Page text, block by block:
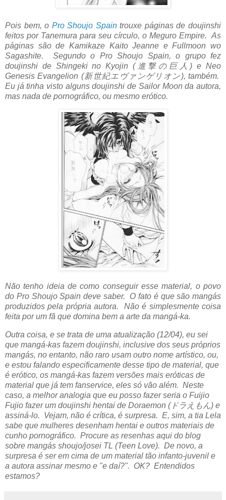
Pois bem, o Pro Shoujo Spaintrouxe páginas de doujinshi
feitos por Tanemura para seu círculo, o Meguro Empire. As
páginas são de Kamikaze Kaito Jeanne e Fullmoon wo
Sagashite. Segundo o Pro Shoujo Spain, o grupo fez
doujinshi de Shingeki no Kyojin (進撃の巨人) e Neo
Genesis Evangelion (新世紀エヴァンゲリオン), também.
Eu já tinha visto alguns doujinshi de Sailor Moon da autora,
mas nada de pornográfico, ou mesmo erótico.
Não tenho ideia de como conseguir esse material, o povo
do Pro Shoujo Spain deve saber. O fato é que são mangás
produzidos pela própria autora. Não é simplesmente coisa
feita por um fã que domina bem a arte da mangá-ka.
Outra coisa, e se trata de uma atualização (12/04), eu sei
que mangá-kas fazem doujinshi, inclusive dos seus próprios
mangás, no entanto, não raro usam outro nome artístico, ou,
e estou falando especificamente desse tipo de material, que
é erótico, os mangá-kas fazem versões mais eróticas de
material que já tem fanservice, eles só vão além. Neste
caso, a melhor analogia que eu posso fazer seria o Fuijio
Fujio fazer um doujinshi hentai de Doraemon (ドラえもん) e
assiná-lo. Vejam, não é crítica, é surpresa. E, sim, a tia Lela
sabe que mulheres desenham hentai e outros materiais de
cunho pornográfico. Procure as resenhas aqui do blog
sobre mangás shoujo/josei TL (Teen Love). De novo, a
surpresa é ser em cima de um material tão infanto-juvenil e
a autora assinar mesmo e "e daí?". OK? Entendidos
estamos?